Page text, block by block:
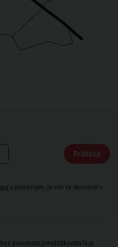
Prihlásiť
a potvrdzujem, že som sa oboznámil s
povolenia prevádzkovateľa je